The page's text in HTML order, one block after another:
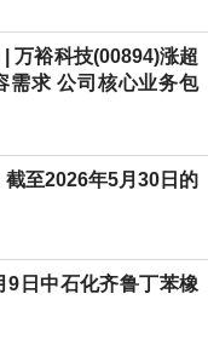
万裕科技(00894)涨超
需求 公司核心业务包
至2026年5月30日的
9日中石化齐鲁丁苯橡